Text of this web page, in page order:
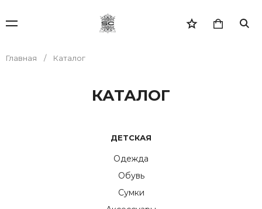
Главная Каталог
КАТАЛОГ
ДЕТСКАЯ
Одежда
Обувь
Сумки